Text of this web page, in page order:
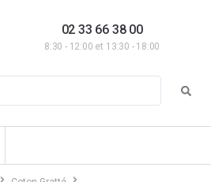
02 33 66 38 00
8:30 - 12:00 et 13:30 - 18:00